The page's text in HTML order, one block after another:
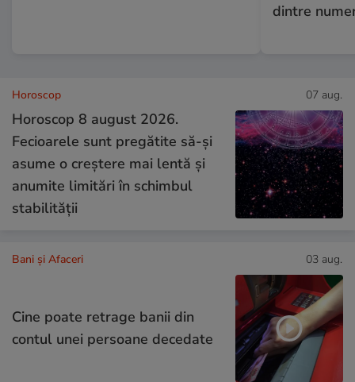
dintre
Horoscop 07 aug.
Horoscop 8 august 2026.
Fecioarele sunt pregătite să-și
asume o creștere mai lentă și
anumite limitări în schimbul
stabilității
Bani și Afaceri 03 aug.
Cine poate retrage banii din
contul unei persoane decedate